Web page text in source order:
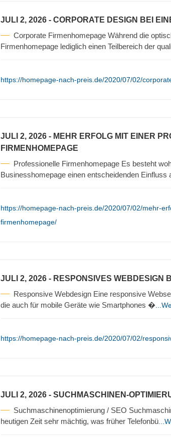
JULI 2, 2026 - CORPORATE DESIGN BEI
Corporate Firmenhomepage Während die
Firmenhomepage lediglich einen Teilbereich der
https://homepage-nach-preis.de/2020/07/02/
JULI 2, 2026 - MEHR ERFOLG MIT EINER
FIRMENHOMEPAGE
Professionelle Firmenhomepage Es besteht
Businesshomepage einen entscheidenden Einfluss
https://homepage-nach-preis.de/2020/07/02/mehr-
firmenhomepage/
JULI 2, 2026 - RESPONSIVES WEBDESIGN
Responsive Webdesign Eine responsive
die auch für mobile Geräte wie Smartphones �
https://homepage-nach-preis.de/2020/07/02/
JULI 2, 2026 - SUCHMASCHINEN-
Suchmaschinenoptimierung / SEO
heutigen Zeit sehr mächtig, was früher Telefonbü